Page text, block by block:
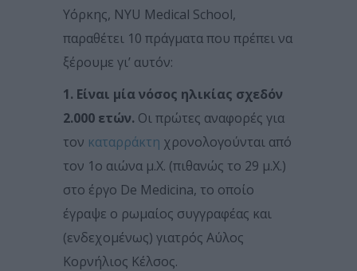
Υόρκης, NYU Medical School,
παραθέτει 10 πράγματα που πρέπει να
ξέρουμε γι’ αυτόν:
1. Είναι μία νόσος ηλικίας σχεδόν
2.000 ετών. Οι πρώτες αναφορές για
τον καταρράκτη χρονολογούνται από
τον 1ο αιώνα μ.Χ. (πιθανώς το 29 μ.Χ.)
στο έργο De Medicina, το οποίο
έγραψε ο ρωμαίος συγγραφέας και
(ενδεχομένως) γιατρός Αύλος
Κορνήλιος Κέλσος.